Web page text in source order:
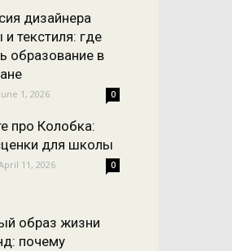
дизайнера
текстиля: где
образование в
June 1, 2026 0
про Колобка:
для школы
11, 2026 0
образ жизни
почему